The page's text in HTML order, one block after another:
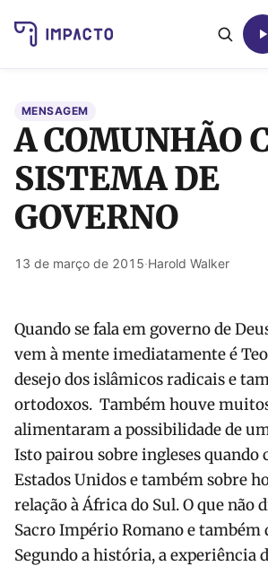
MENSAGEM
A COMUNHÃO
SISTEMA DE
GOVERNO
13 de março de 2015·Harold Walker
Quando se fala em governo de
vem à mente imediatamente é
desejo dos islâmicos radicais e
ortodoxos. Também houve
alimentaram a possibilidade de
Isto pairou sobre ingleses quando
Estados Unidos e também sobre
relação à África do Sul. O que não
Sacro Império Romano e também
Segundo a história, a experiência